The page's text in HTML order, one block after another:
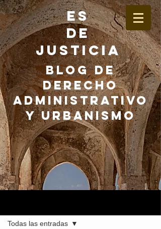
ES
DE
JUSTICIA
BLOG DE
DERECHO
ADMINISTRATIVO
Y URBANISMO
Todas las entradas